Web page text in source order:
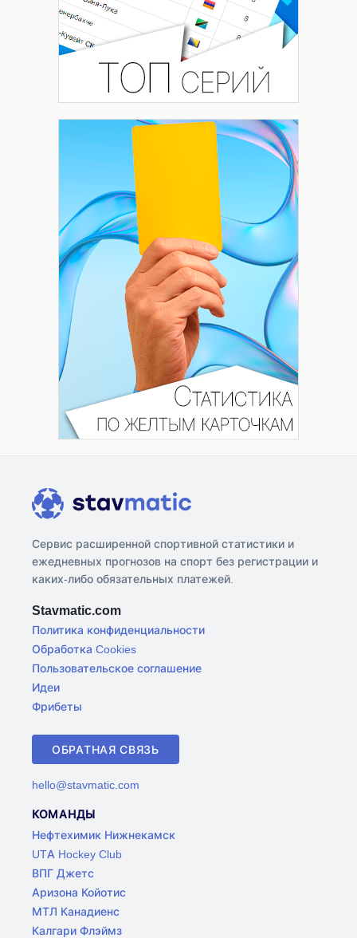
Сервис расширенной спортивной статистики и
ежедневных прогнозов на спорт без регистрации и
каких-либо обязательных платежей.
Stavmatic.com
Политика конфиденциальности
Обработка Cookies
Пользовательское соглашение
Идеи
Фрибеты
ОБРАТНАЯ СВЯЗЬ
hello@stavmatic.com
КОМАНДЫ
Нефтехимик Нижнекамск
UTA Hockey Club
ВПГ Джетс
Аризона Койотис
МТЛ Канадиенс
Калгари Флэймз